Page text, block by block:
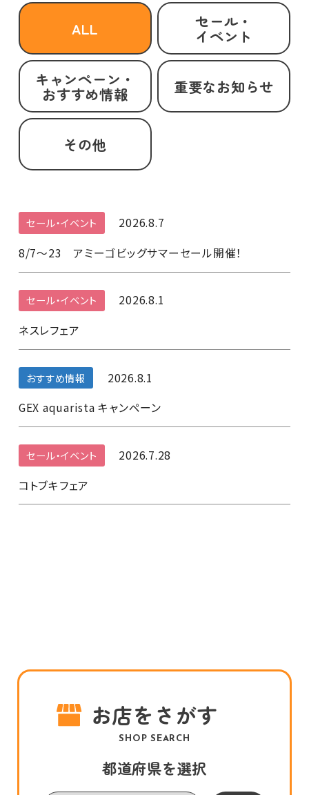
ALL セール・
イベント
キャンペーン・
おすすめ情報 重要なお知らせ
その他
セール・イベント
2026.8.7
8/7～23 アミーゴビッグサマーセール開催！
セール・イベント
2026.8.1
ネスレフェア
おすすめ情報
2026.8.1
GEX aquarista キャンペーン
セール・イベント
2026.7.28
コトブキフェア
お店をさがす
SHOP SEARCH
都道府県を選択